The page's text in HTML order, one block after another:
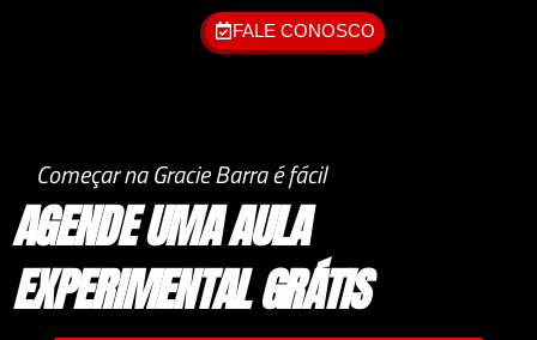
FALE CONOSCO
Começar na Gracie Barra é fácil
AGENDE UMA AULA
EXPERIMENTAL GRÁTIS